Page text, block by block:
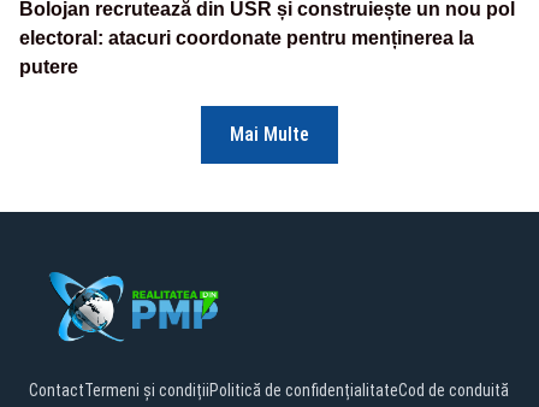
Bolojan recrutează din USR și construiește un nou pol
electoral: atacuri coordonate pentru menținerea la
putere
Mai Multe
ContactTermeni și condițiiPolitică de confidențialitateCod de conduită